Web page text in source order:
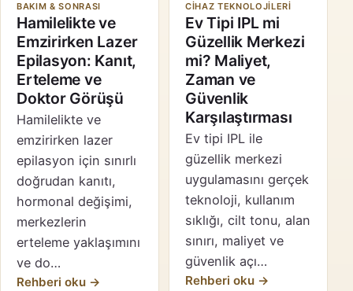
BAKIM & SONRASI
Hamilelikte ve
Emzirirken Lazer
Epilasyon: Kanıt,
Erteleme ve
Doktor Görüşü
Hamilelikte ve
emzirirken lazer
epilasyon için sınırlı
doğrudan kanıtı,
hormonal değişimi,
merkezlerin
erteleme yaklaşımını
ve do…
Rehberi oku →
CIHAZ TEKNOLOJILERI
Ev Tipi IPL mi
Güzellik Merkezi
mi? Maliyet,
Zaman ve
Güvenlik
Karşılaştırması
Ev tipi IPL ile
güzellik merkezi
uygulamasını gerçek
teknoloji, kullanım
sıklığı, cilt tonu, alan
sınırı, maliyet ve
güvenlik açı…
Rehberi oku →